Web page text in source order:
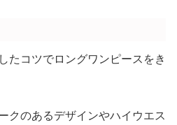
たコツでロングワンピースをき
クのあるデザインやハイウエス